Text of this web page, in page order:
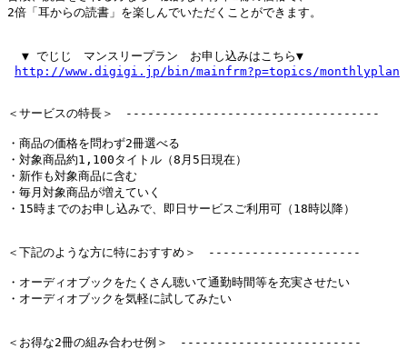
2倍「耳からの読書」を楽しんでいただくことができます。
  ▼ でじじ　マンスリープラン　お申し込みはこちら▼
http://www.digigi.jp/bin/mainfrm?p=topics/monthlyplan
＜サービスの特長＞　-----------------------------------
・商品の価格を問わず2冊選べる
・対象商品約1,100タイトル（8月5日現在）
・新作も対象商品に含む
・毎月対象商品が増えていく
・15時までのお申し込みで、即日サービスご利用可（18時以降）
＜下記のような方に特におすすめ＞　---------------------
・オーディオブックをたくさん聴いて通勤時間等を充実させたい
・オーディオブックを気軽に試してみたい
＜お得な2冊の組み合わせ例＞　-------------------------